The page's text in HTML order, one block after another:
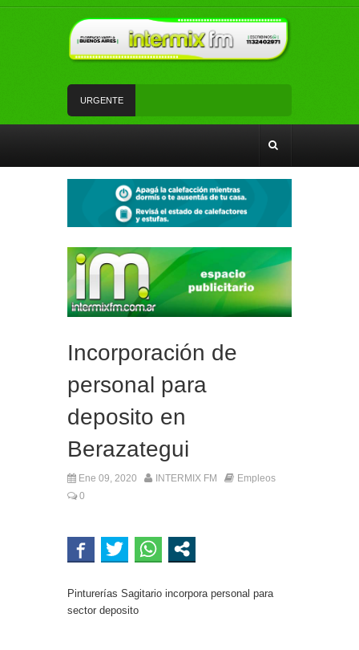
URGENTE
su viaje de egresados para cantar en la semifinal
La Red SUBE dejó de aplicar el 50% de
descuento al combinar tren y Subte
La Patrulla Urbana Municipal secuestró 11
Ezpeleta
Andrés Watson junto a vecinos y vecinas de San
Francisco analizaron temas de seguridad
Fe y devoción en la misa a San Cayetano en
Incorporación de
personal para
deposito en
Berazategui
Ene 09, 2020 INTERMIX FM
Empleos
0
Pinturerías Sagitario incorpora personal para
sector deposito